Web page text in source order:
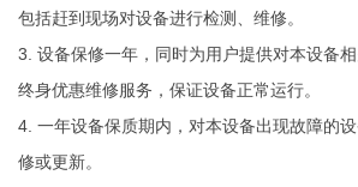
包括赶到现场对设备进行检测、维修。
3. 设备保修一年，同时为用户提供对本设备
终身优惠维修服务，保证设备正常运行。
4. 一年设备保质期内，对本设备出现故障的
修或更新。